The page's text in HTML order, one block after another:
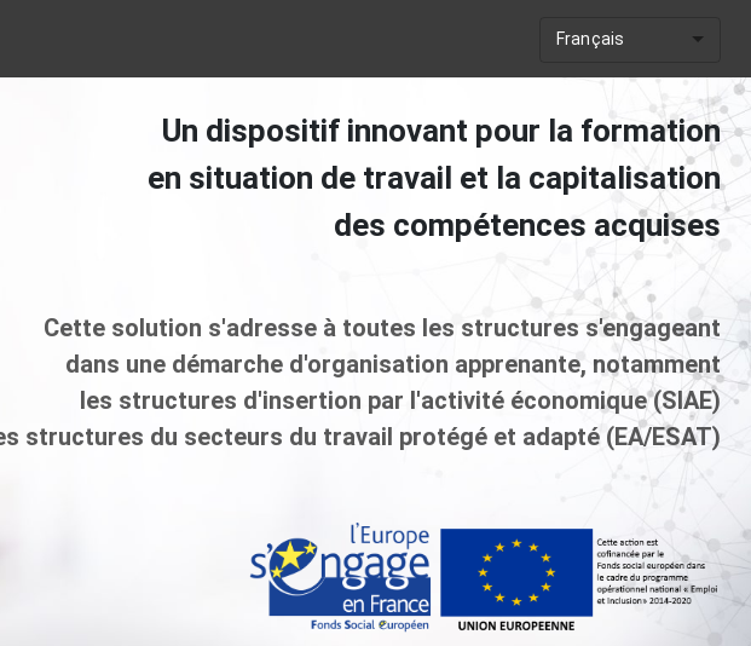
Français
Un dispositif innovant pour la formation
en situation de travail et la capitalisation
des compétences acquises
Cette solution s'adresse à toutes les structures s'engageant
dans une démarche d'organisation apprenante, notamment
les structures d'insertion par l'activité économique (SIAE)
structures du secteurs du travail protégé et adapté (EA/ESAT)